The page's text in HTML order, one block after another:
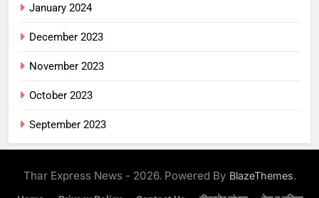
January 2024
December 2023
November 2023
October 2023
September 2023
Thar Express News - 2026. Powered By BlazeThemes.